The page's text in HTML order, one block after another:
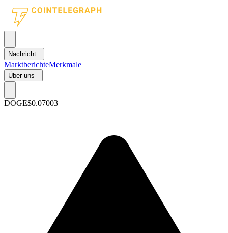
Nachricht
MarktberichteMerkmale
Über uns
DOGE$0.07003